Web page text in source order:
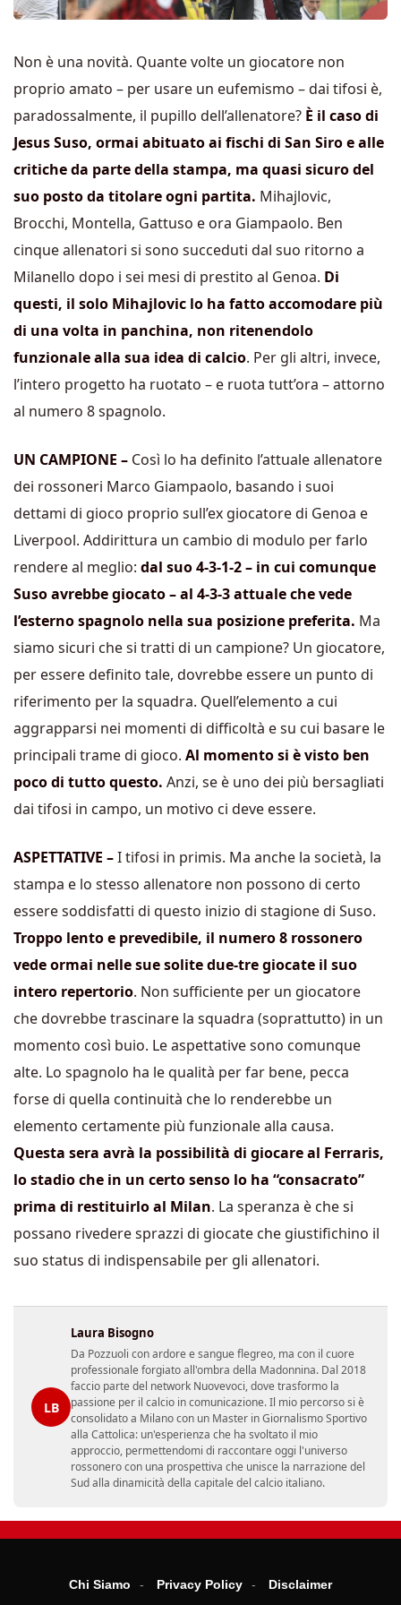
Non è una novità. Quante volte un giocatore non
proprio amato – per usare un eufemismo – dai tifosi è,
paradossalmente, il pupillo dell’allenatore? È il caso di
Jesus Suso, ormai abituato ai fischi di San Siro e alle
critiche da parte della stampa, ma quasi sicuro del
suo posto da titolare ogni partita. Mihajlovic,
Brocchi, Montella, Gattuso e ora Giampaolo. Ben
cinque allenatori si sono succeduti dal suo ritorno a
Milanello dopo i sei mesi di prestito al Genoa. Di
questi, il solo Mihajlovic lo ha fatto accomodare più
di una volta in panchina, non ritenendolo
funzionale alla sua idea di calcio. Per gli altri, invece,
l’intero progetto ha ruotato – e ruota tutt’ora – attorno
al numero 8 spagnolo.
UN CAMPIONE – Così lo ha definito l’attuale allenatore
dei rossoneri Marco Giampaolo, basando i suoi
dettami di gioco proprio sull’ex giocatore di Genoa e
Liverpool. Addirittura un cambio di modulo per farlo
rendere al meglio: dal suo 4-3-1-2 – in cui comunque
Suso avrebbe giocato – al 4-3-3 attuale che vede
l’esterno spagnolo nella sua posizione preferita. Ma
siamo sicuri che si tratti di un campione? Un giocatore,
per essere definito tale, dovrebbe essere un punto di
riferimento per la squadra. Quell’elemento a cui
aggrapparsi nei momenti di difficoltà e su cui basare le
principali trame di gioco. Al momento si è visto ben
poco di tutto questo. Anzi, se è uno dei più bersagliati
dai tifosi in campo, un motivo ci deve essere.
ASPETTATIVE –I tifosi in primis. Ma anche la società, la
stampa e lo stesso allenatore non possono di certo
essere soddisfatti di questo inizio di stagione di Suso.
Troppo lento e prevedibile, il numero 8 rossonero
vede ormai nelle sue solite due-tre giocate il suo
intero repertorio. Non sufficiente per un giocatore
che dovrebbe trascinare la squadra (soprattutto) in un
momento così buio. Le aspettative sono comunque
alte. Lo spagnolo ha le qualità per far bene, pecca
forse di quella continuità che lo renderebbe un
elemento certamente più funzionale alla causa.
Questa sera avrà la possibilità di giocare al Ferraris,
lo stadio che in un certo senso lo ha “consacrato”
prima di restituirlo al Milan. La speranza è che si
possano rivedere sprazzi di giocate che giustifichino il
suo status di indispensabile per gli allenatori.
LB
Laura Bisogno
Da Pozzuoli con ardore e sangue flegreo, ma con il cuore
professionale forgiato all'ombra della Madonnina. Dal 2018
faccio parte del network Nuovevoci, dove trasformo la
passione per il calcio in comunicazione. Il mio percorso si è
consolidato a Milano con un Master in Giornalismo Sportivo
alla Cattolica: un'esperienza che ha svoltato il mio
approccio, permettendomi di raccontare oggi l'universo
rossonero con una prospettiva che unisce la narrazione del
Sud alla dinamicità della capitale del calcio italiano.
Chi Siamo Privacy Policy Disclaimer